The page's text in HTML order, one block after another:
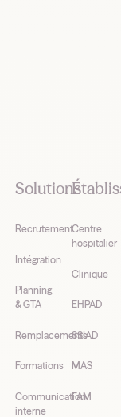
Solutions
Recrutement
Intégration
Planning
& GTA
Remplacements
Formations
Communication
interne
Centre
hospitalier
Clinique
EHPAD
SSIAD
MAS
FAM